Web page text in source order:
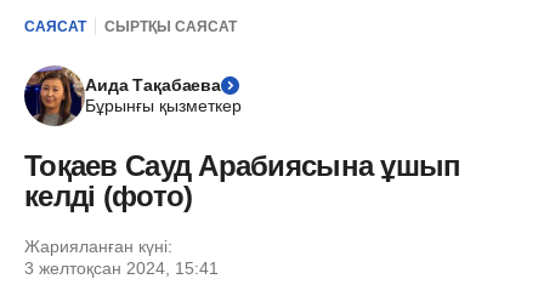
САЯСАТ СЫРТҚЫ САЯСАТ
Аида Тақабаева
Бұрынғы қызметкер
Тоқаев Сауд Арабиясына ұшып
келді (фото)
Жарияланған күні:
3 желтоқсан 2024, 15:41